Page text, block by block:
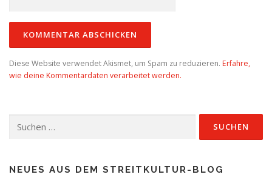
Diese Website verwendet Akismet, um Spam zu reduzieren. Erfahre,
wie deine Kommentardaten verarbeitet werden.
nach:
NEUES AUS DEM STREITKULTUR-BLOG